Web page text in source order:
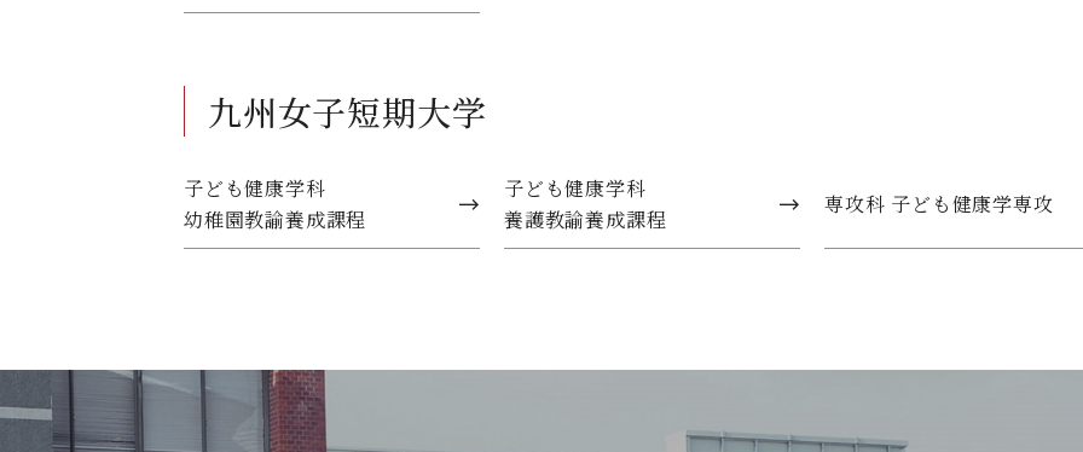
九州女子短期大学
子ども健康学科
幼稚園教諭養成課程
子ども健康学科
養護教諭養成課程
専攻科 子ども健康学専攻